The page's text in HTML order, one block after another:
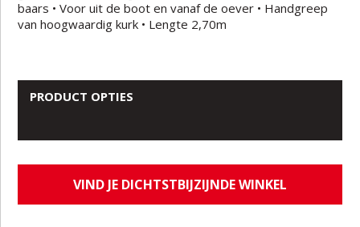
baars • Voor uit de boot en vanaf de oever • Handgreep
van hoogwaardig kurk • Lengte 2,70m
PRODUCT OPTIES
VIND JE DICHTSTBIJZIJNDE WINKEL